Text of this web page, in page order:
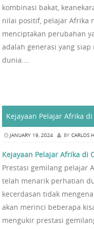
kombinasi bakat,
nilai positif, pelajar Afrika
menciptakan perubahan
adalah generasi yang
dunia.…
Kejayaan Pelajar Afrika
JANUARY 19, 2024 BY CARLOS
Kejayaan Pelajar Afrika di
Prestasi gemilang pelajar
telah menarik perhatian
kecerdasan tidak
akan merinci beberapa
mengukir prestasi